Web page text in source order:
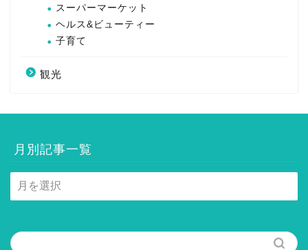
スーパーマーケット
ヘルス&ビューティー
子育て
観光
月別記事一覧
月
別
一